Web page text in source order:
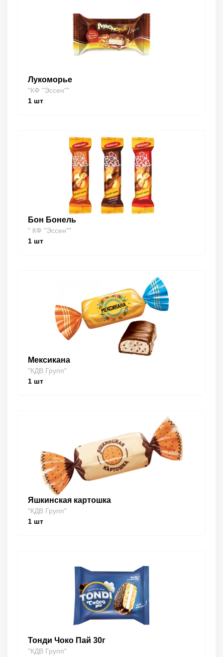
Лукоморье
"КФ "Эссен""
1 шт
Бон Бонель
" КФ "Эссен""
1 шт
Мексикана
"КДВ Групп"
1 шт
Яшкинская картошка
"КДВ Групп"
1 шт
Тонди Чоко Пай 30г
"КДВ Групп"